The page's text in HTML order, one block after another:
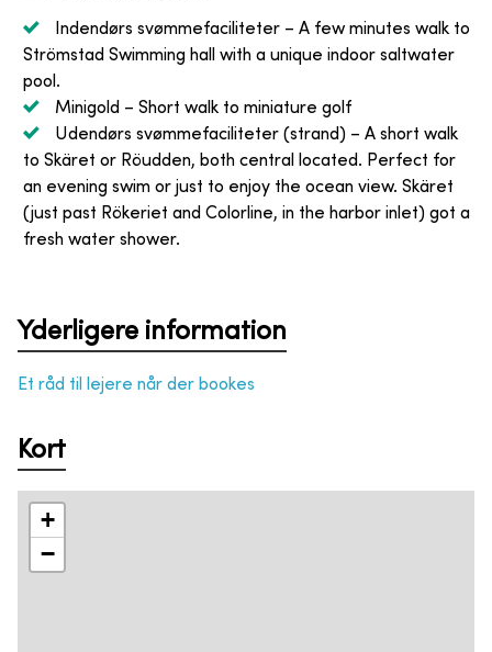
Indendørs svømmefaciliteter – A few minutes walk to
Strömstad Swimming hall with a unique indoor saltwater
pool.
Minigold – Short walk to miniature golf
Udendørs svømmefaciliteter (strand) – A short walk
to Skäret or Röudden, both central located. Perfect for
an evening swim or just to enjoy the ocean view. Skäret
(just past Rökeriet and Colorline, in the harbor inlet) got a
fresh water shower.
Yderligere information
Et råd til lejere når der bookes
Kort
+
−